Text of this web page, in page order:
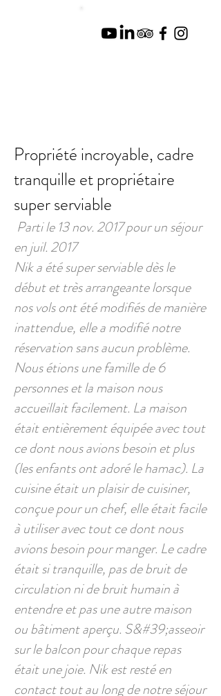
Propriété incroyable, cadre
tranquille et propriétaire
super serviable
Parti le 13 nov. 2017 pour un séjour
en juil. 2017
Nik a été super serviable dès le
début et très arrangeante lorsque
nos vols ont été modifiés de manière
inattendue, elle a modifié notre
réservation sans aucun problème.
Nous étions une famille de 6
personnes et la maison nous
accueillait facilement. La maison
était entièrement équipée avec tout
ce dont nous avions besoin et plus
(les enfants ont adoré le hamac). La
cuisine était un plaisir de cuisiner,
conçue pour un chef, elle était facile
à utiliser avec tout ce dont nous
avions besoin pour manger. Le cadre
était si tranquille, pas de bruit de
circulation ni de bruit humain à
entendre et pas une autre maison
ou bâtiment aperçu. S&#39;asseoir
sur le balcon pour chaque repas
était une joie. Nik est resté en
contact tout au long de notre séjour